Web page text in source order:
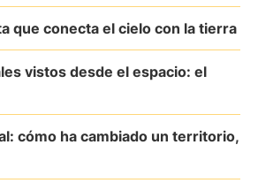
que conecta el cielo con la tierra
vistos desde el espacio: el
cómo ha cambiado un territorio,